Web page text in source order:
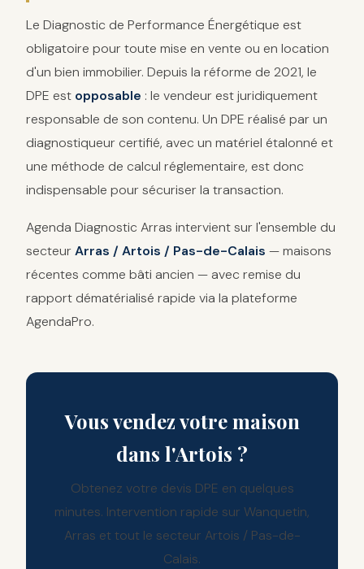
Le Diagnostic de Performance Énergétique est
obligatoire pour toute mise en vente ou en location
d'un bien immobilier. Depuis la réforme de 2021, le
DPE est opposable : le vendeur est juridiquement
responsable de son contenu. Un DPE réalisé par un
diagnostiqueur certifié, avec un matériel étalonné et
une méthode de calcul réglementaire, est donc
indispensable pour sécuriser la transaction.
Agenda Diagnostic Arras intervient sur l'ensemble du
secteurArras / Artois / Pas-de-Calais — maisons
récentes comme bâti ancien — avec remise du
rapport dématérialisé rapide via la plateforme
AgendaPro.
Vous vendez votre maison
dans l'Artois ?
Obtenez votre devis DPE en quelques
minutes. Intervention rapide sur Wanquetin,
Arras et tout le secteur Artois / Pas-de-
Calais.